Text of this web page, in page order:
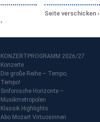
Seite verschicken
KONZERTPROGRAMM 2026/27
Konzerte
Die große Reihe – Tempo,
Tempo!
Sinfonische Horizonte –
Musikmetropolen
Klassik Highlights
Abo Mozart Virtuosinnen